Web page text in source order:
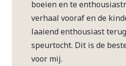
boeien en te
verhaal vooraf en de
laaiend enthousiast
speurtocht. Dit is de
voor mij.